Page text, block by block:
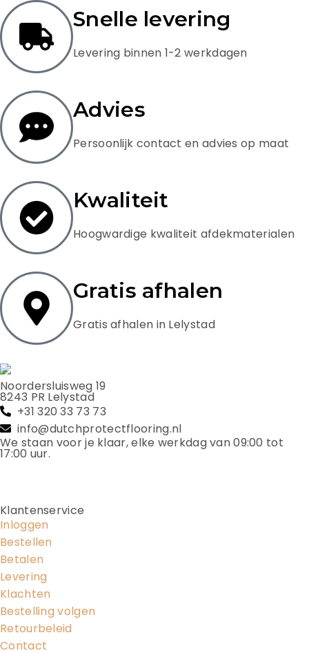
Snelle levering
Levering binnen 1-2 werkdagen
Advies
Persoonlijk contact en advies op maat
Kwaliteit
Hoogwardige kwaliteit afdekmaterialen
Gratis afhalen
Gratis afhalen in Lelystad
Noordersluisweg 19
8243 PR Lelystad
+31 320 33 73 73
info@dutchprotectflooring.nl
We staan voor je klaar, elke werkdag van 09:00 tot
17:00 uur.
Klantenservice
Inloggen
Bestellen
Betalen
Levering
Klachten
Bestelling volgen
Retourbeleid
Contact